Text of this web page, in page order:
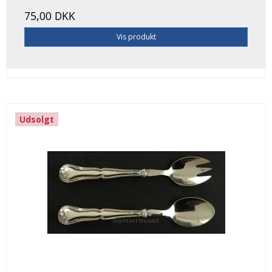
75,00 DKK
Vis produkt
Udsolgt